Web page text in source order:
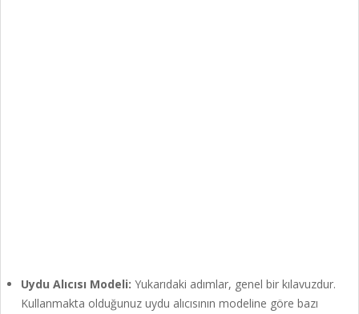
Uydu Alıcısı Modeli: Yukarıdaki adımlar, genel bir kılavuzdur.
Kullanmakta olduğunuz uydu alıcısının modeline göre bazı